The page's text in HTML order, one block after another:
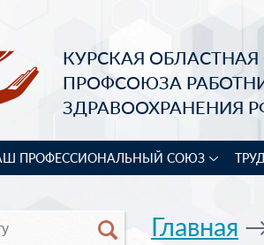
КУРСКАЯ
ПРОФСОЮЗА
ЗДРАВООХРАНЕНИЯ
ПРОФЕССИОНАЛЬНЫЙ СОЮЗ
Главная